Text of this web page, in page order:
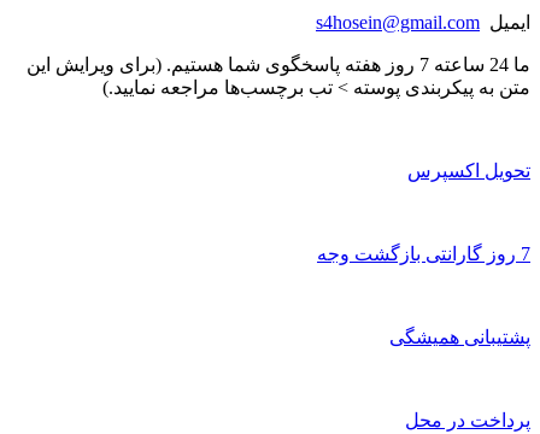
ایمیل s4hosein@gmail.com
ما 24 ساعته 7 روز هفته پاسخگوی شما هستیم. (برای ویرایش این
متن به پیکربندی پوسته > تب برچسب‌ها مراجعه نمایید.)
تحویل اکسپرس
7 روز گارانتی بازگشت وجه
پشتیبانی همیشگی
پرداخت در محل